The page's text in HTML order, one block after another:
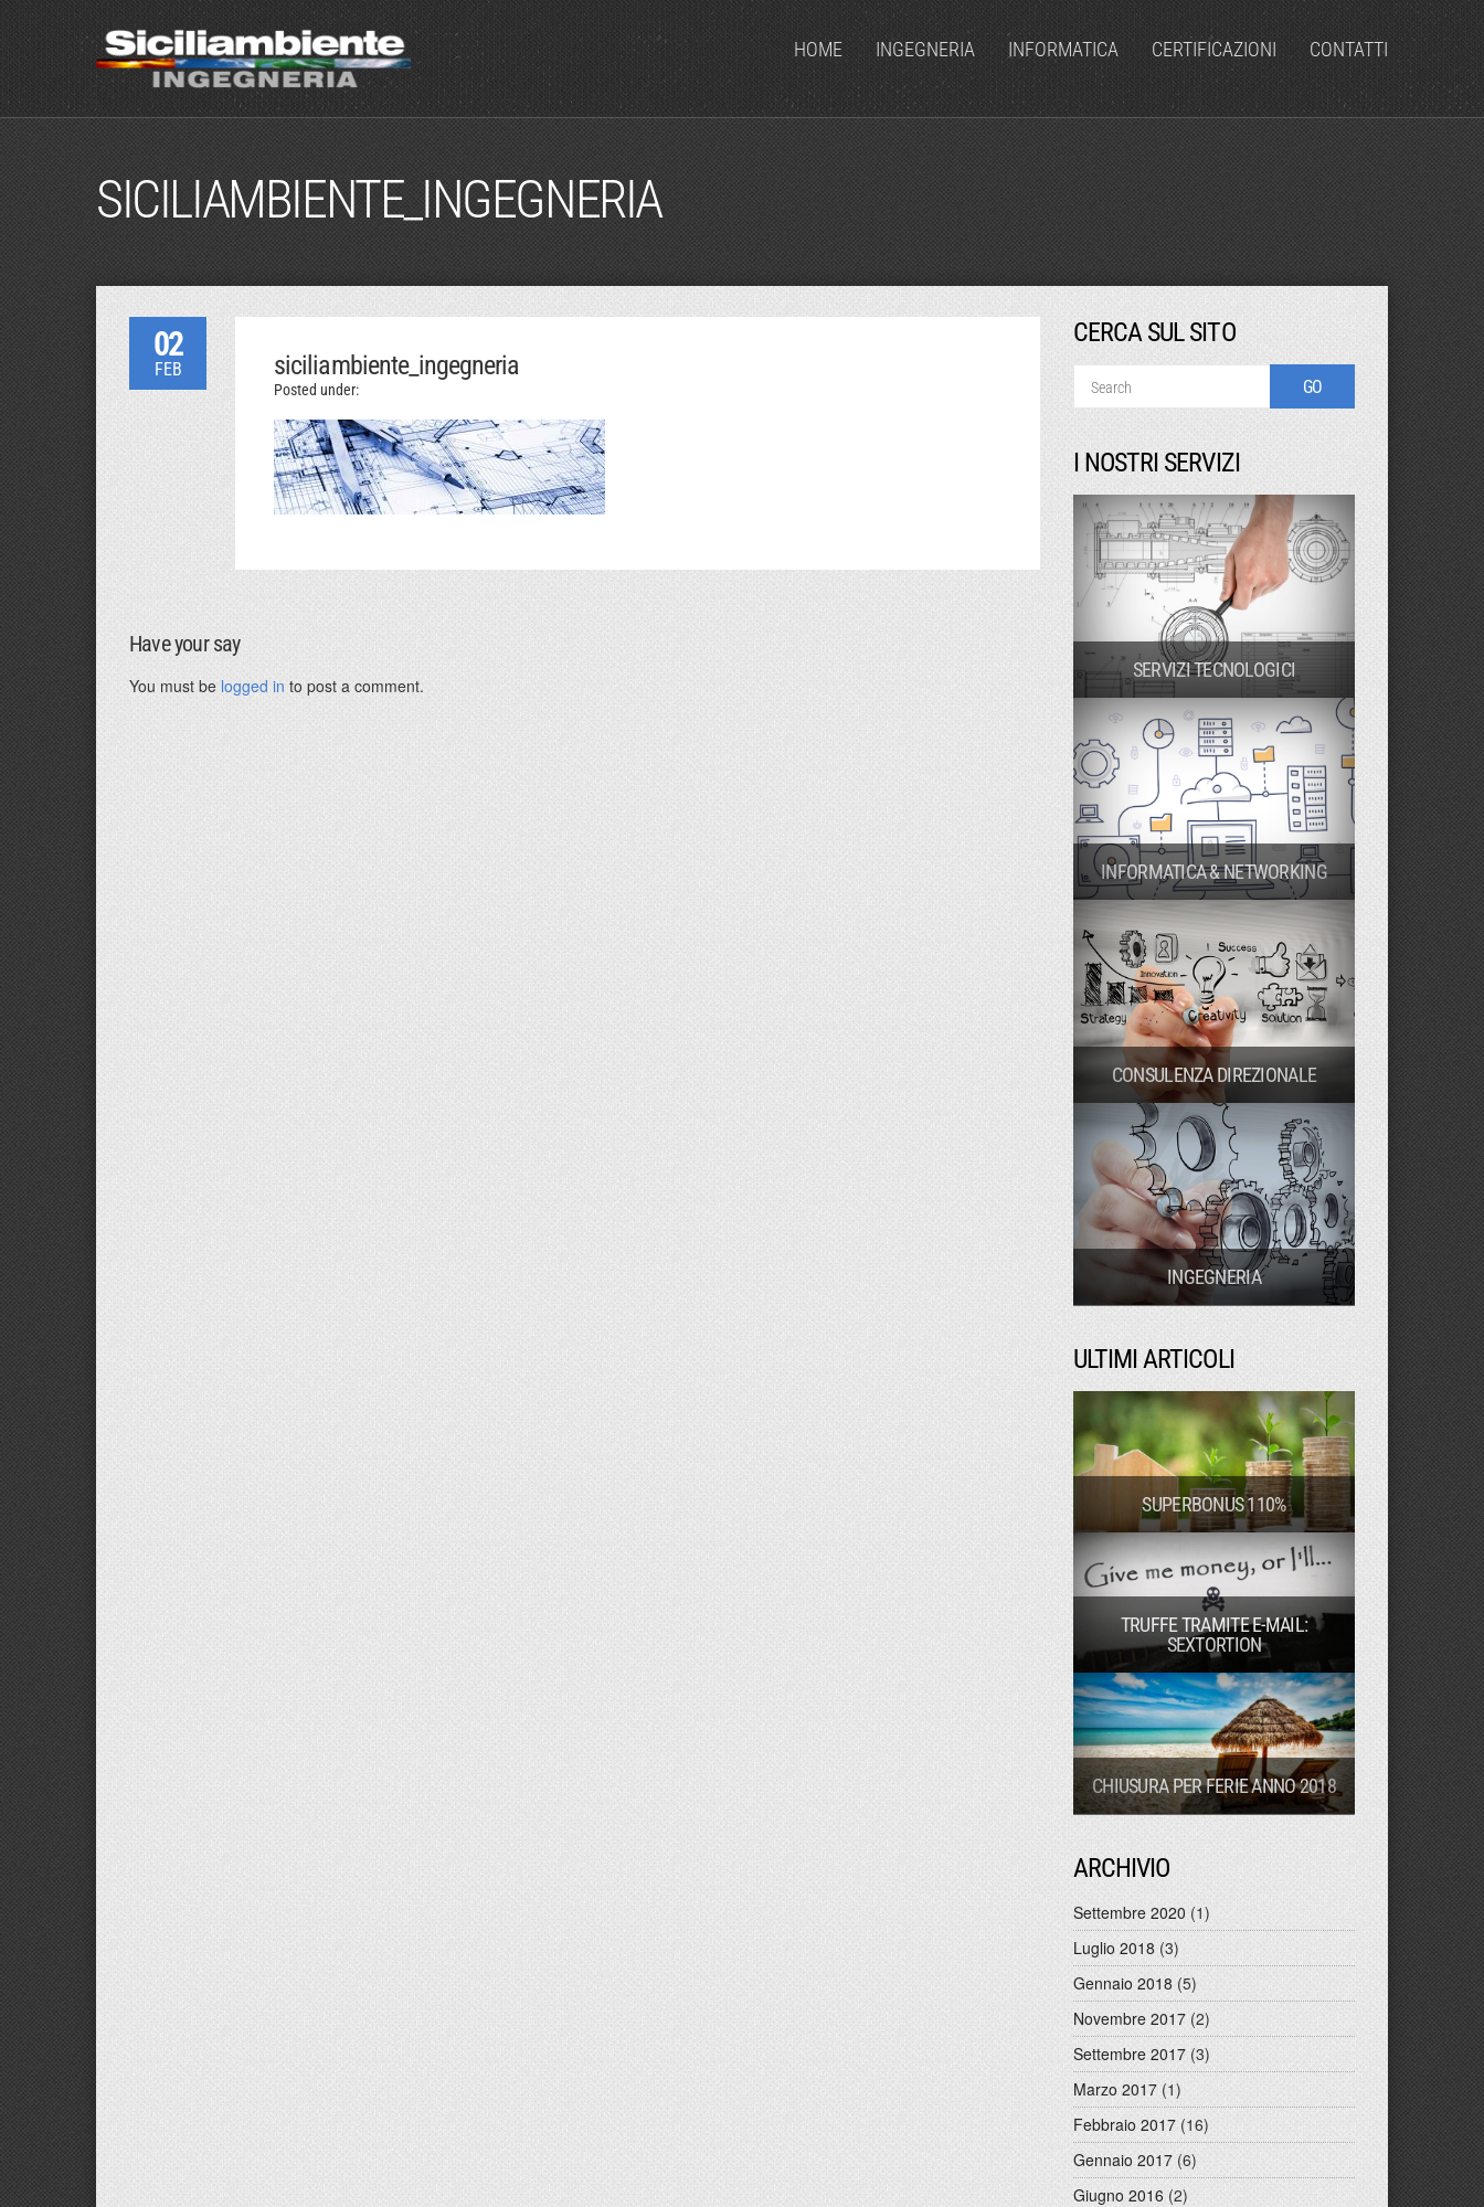
HOME INGEGNERIA INFORMATICA CERTIFICAZIONI CONTATTI
SICILIAMBIENTE_INGEGNERIA
02
FEB siciliambiente_ingegneria
Posted under:
Have your say
You must be logged in to post a comment.
CERCA SUL SITO
I NOSTRI SERVIZI
SERVIZI TECNOLOGICI
INFORMATICA & NETWORKING
CONSULENZA DIREZIONALE
INGEGNERIA
ULTIMI ARTICOLI
SUPERBONUS 110%
TRUFFE TRAMITE E-MAIL:
SEXTORTION
CHIUSURA PER FERIE ANNO 2018
ARCHIVIO
Settembre 2020 (1)
Luglio 2018 (3)
Gennaio 2018 (5)
Novembre 2017 (2)
Settembre 2017 (3)
Marzo 2017 (1)
Febbraio 2017 (16)
Gennaio 2017 (6)
Giugno 2016 (2)